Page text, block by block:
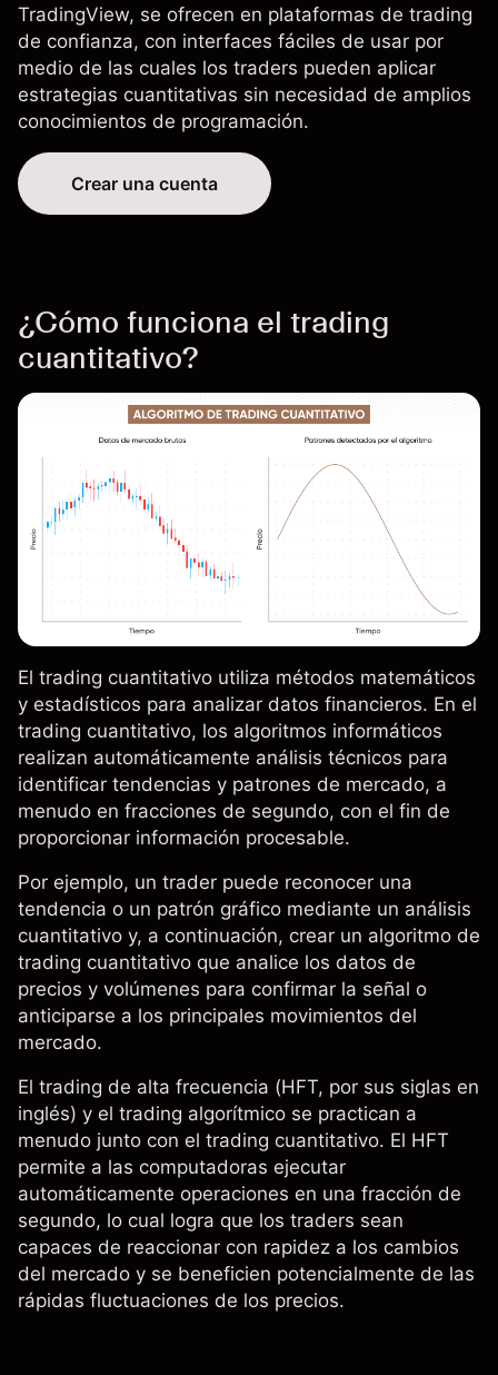
TradingView, se ofrecen en plataformas de trading
de confianza, con interfaces fáciles de usar por
medio de las cuales los traders pueden aplicar
estrategias cuantitativas sin necesidad de amplios
conocimientos de programación.
Crear una cuenta
¿Cómo funciona el trading
cuantitativo?
El trading cuantitativo utiliza métodos matemáticos
y estadísticos para analizar datos financieros. En el
trading cuantitativo, los algoritmos informáticos
realizan automáticamente análisis técnicos para
identificar tendencias y patrones de mercado, a
menudo en fracciones de segundo, con el fin de
proporcionar información procesable.
Por ejemplo, un trader puede reconocer una
tendencia o un patrón gráfico mediante un análisis
cuantitativo y, a continuación, crear un algoritmo de
trading cuantitativo que analice los datos de
precios y volúmenes para confirmar la señal o
anticiparse a los principales movimientos del
mercado.
El trading de alta frecuencia (HFT, por sus siglas en
inglés) y el trading algorítmico se practican a
menudo junto con el trading cuantitativo. El HFT
permite a las computadoras ejecutar
automáticamente operaciones en una fracción de
segundo, lo cual logra que los traders sean
capaces de reaccionar con rapidez a los cambios
del mercado y se beneficien potencialmente de las
rápidas fluctuaciones de los precios.